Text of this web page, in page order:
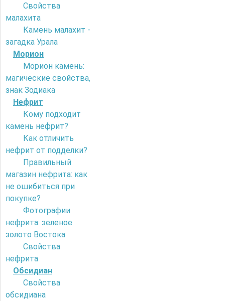
Свойства
малахита
Камень малахит -
загадка Урала
Морион
Морион камень:
магические свойства,
знак Зодиака
Нефрит
Кому подходит
камень нефрит?
Как отличить
нефрит от подделки?
Правильный
магазин нефрита: как
не ошибиться при
покупке?
Фотографии
нефрита: зеленое
золото Востока
Свойства
нефрита
Обсидиан
Свойства
обсидиана